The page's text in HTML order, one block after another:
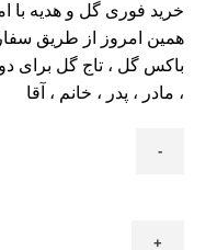
خرید فوری گل و هدیه با
همین امروز از طریق
باکس گل ، تاج گل برای
، مادر ، پدر ، خانم ، آقا